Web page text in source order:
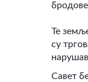
бродове
Те
су
Савет